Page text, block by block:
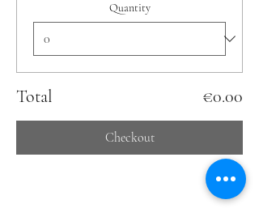
Quantity
Total €0.00
Checkout